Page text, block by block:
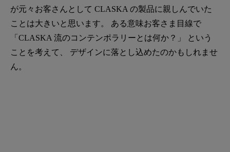
が元々お客さんとして CLASKA の製品に親しんでいた
ことは大きいと思います。 ある意味お客さま目線で
「CLASKA 流のコンテンポラリーとは何か？」 という
ことを考えて、 デザインに落とし込めたのかもしれませ
ん。